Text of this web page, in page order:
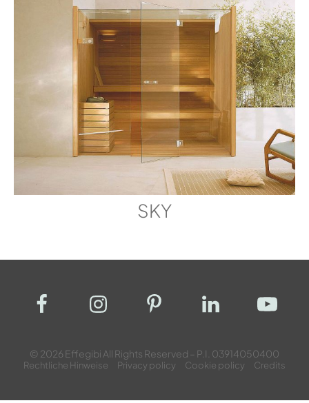
SKY
© 2026 Effegibi All Rights Reserved – P.I. 03914050400
Rechtliche Hinweise Privacy policy Cookie policy Credits